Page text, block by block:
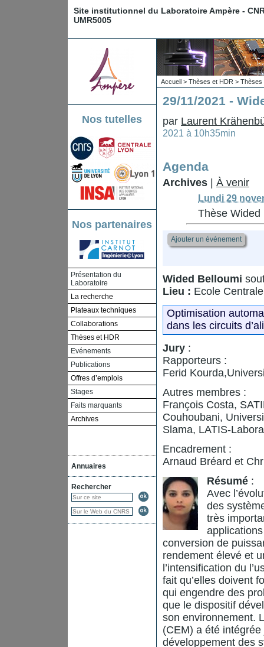
Site institutionnel du Laboratoire Ampère -
UMR5005
Nos tutelles
Nos partenaires
Présentation du
Laboratoire
La recherche
Plateaux techniques
Collaborations
Thèses et HDR
Evénements
Publications
Offres d’emplois
Stages
Faits marquants
Archives
Annuaires
Rechercher
Accueil > Thèses et HDR > Thèses
29/11/2021 -
par Laurent
2021 à 10h35min
Agenda
Archives À venir
Lundi 29
Thèse Wided
Ajouter un événement
Wided Belloumi
Lieu : Ecole
Optimisation
dans les circuits
Jury :
Rapporteurs :
Ferid
Autres membres :
François Costa,
Couhoubani,
Slama, LATIS-
Encadrement :
Arnaud Bréard et
Résumé :
Avec
des
très
conversion de
rendement élevé et
l’intensification du
fait qu’elles doivent
qui engendre des
que le dispositif
son environnement.
(CEM) a été
développement des